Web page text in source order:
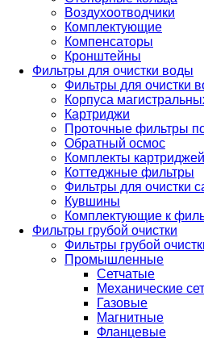
Воздухоотводчики
Комплектующие
Компенсаторы
Кронштейны
Фильтры для очистки воды
Фильтры для очистки
Корпуса
Картриджи
Проточные фильтры
Обратный осмос
Комплекты картриджей
Коттеджные фильтры
Фильтры для очистки
Кувшины
Комплектующие к
Фильтры грубой очистки
Фильтры грубой
Промышленные
Сетчатые
Механические
Газовые
Магнитные
Фланцевые